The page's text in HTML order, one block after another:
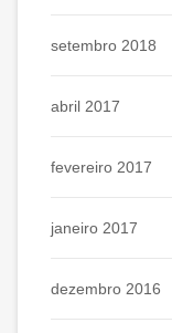
setembro 2018
abril 2017
fevereiro 2017
janeiro 2017
dezembro 2016